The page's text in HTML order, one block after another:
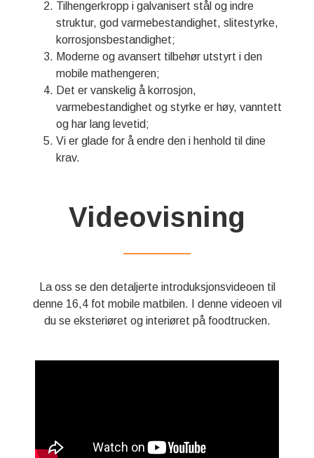
Tilhengerkropp i galvanisert stål og indre
struktur, god varmebestandighet, slitestyrke,
korrosjonsbestandighet;
Moderne og avansert tilbehør utstyrt i den
mobile mathengeren;
Det er vanskelig å korrosjon,
varmebestandighet og styrke er høy, vanntett
og har lang levetid;
Vi er glade for å endre den i henhold til dine
krav.
Videovisning
——————
La oss se den detaljerte introduksjonsvideoen til
denne 16,4 fot mobile matbilen. I denne videoen vil
du se eksteriøret og interiøret på foodtrucken.